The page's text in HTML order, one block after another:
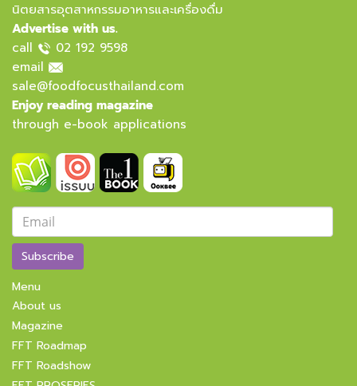
นิตยสารอุตสาหกรรมอาหารและเครื่องดื่ม
Advertise with us.
call
02 192 9598
email
sale@foodfocusthailand.com
Enjoy reading magazine
through e-book applications
Subscribe
Menu
About us
Magazine
FFT Roadmap
FFT Roadshow